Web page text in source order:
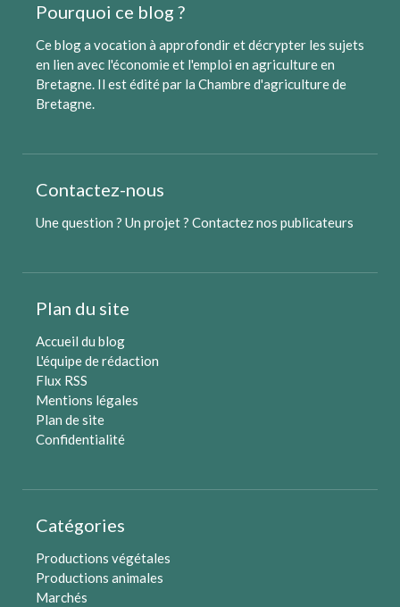
Pourquoi ce blog ?
Ce blog a vocation à approfondir et décrypter les sujets
en lien avec l'économie et l'emploi en agriculture en
Bretagne. Il est édité par la Chambre d'agriculture de
Bretagne.
Contactez-nous
Une question ? Un projet ? Contactez nos publicateurs
Plan du site
Accueil du blog
L'équipe de rédaction
Flux RSS
Mentions légales
Plan de site
Confidentialité
Catégories
Productions végétales
Productions animales
Marchés